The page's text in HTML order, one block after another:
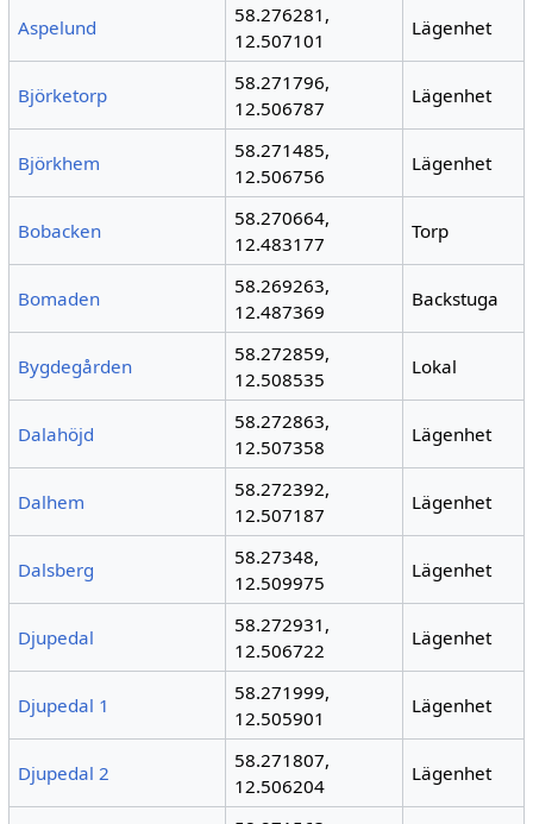
Aspelund
58.276281,
12.507101
Lägenhet
Björketorp
58.271796,
12.506787
Lägenhet
Björkhem
58.271485,
12.506756
Lägenhet
Bobacken
58.270664,
12.483177
Torp
Bomaden
58.269263,
12.487369
Backstuga
Bygdegården
58.272859,
12.508535
Lokal
Dalahöjd
58.272863,
12.507358
Lägenhet
Dalhem
58.272392,
12.507187
Lägenhet
Dalsberg
58.27348,
12.509975
Lägenhet
Djupedal
58.272931,
12.506722
Lägenhet
Djupedal 1
58.271999,
12.505901
Lägenhet
Djupedal 2
58.271807,
12.506204
Lägenhet